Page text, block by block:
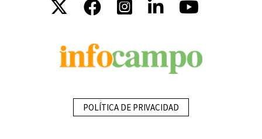
POLÍTICA DE PRIVACIDAD